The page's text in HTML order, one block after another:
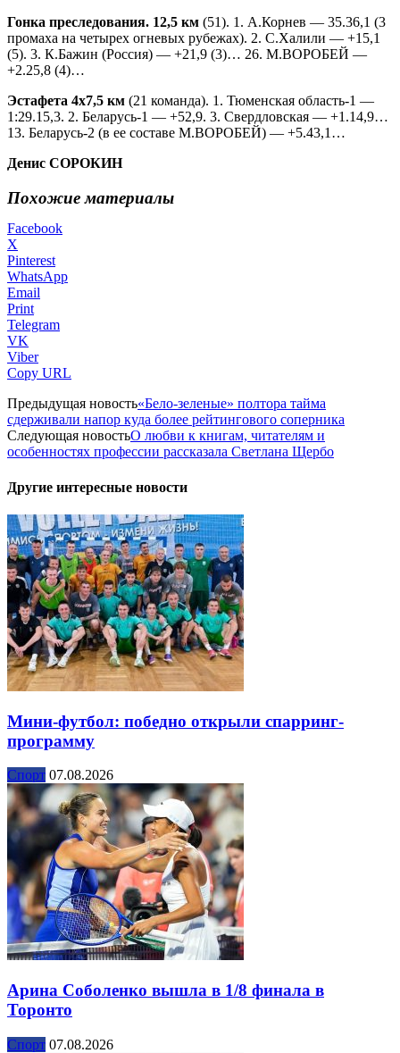
Гонка преследования. 12,5 км (51). 1. А.Корнев — 35.36,1 (3
промаха на четырех огневых рубежах). 2. С.Халили — +15,1
(5). 3. К.Бажин (Россия) — +21,9 (3)… 26. М.ВОРОБЕЙ —
+2.25,8 (4)…
Эстафета 4х7,5 км (21 команда). 1. Тюменская область-1 —
1:29.15,3. 2. Беларусь-1 — +52,9. 3. Свердловская — +1.14,9…
13. Беларусь-2 (в ее составе М.ВОРОБЕЙ) — +5.43,1…
Денис СОРОКИН
Похожие материалы
Facebook
X
Pinterest
WhatsApp
Email
Print
Telegram
VK
Viber
Copy URL
Предыдущая новость«Бело-зеленые» полтора тайма
сдерживали напор куда более рейтингового соперника
Следующая новостьО любви к книгам, читателям и
особенностях профессии рассказала Светлана Щербо
Другие интересные новости
Мини-футбол: победно открыли спарринг-
программу
Спорт 07.08.2026
Арина Соболенко вышла в 1/8 финала в
Торонто
Спорт 07.08.2026